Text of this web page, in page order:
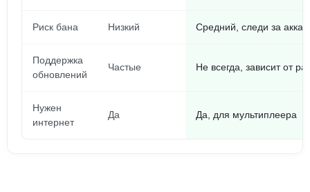
Риск бана Низкий Средний, следи за
Поддержка
обновлений
Частые Не всегда, зависит от
Нужен
интернет
Да Да, для мультиплеера